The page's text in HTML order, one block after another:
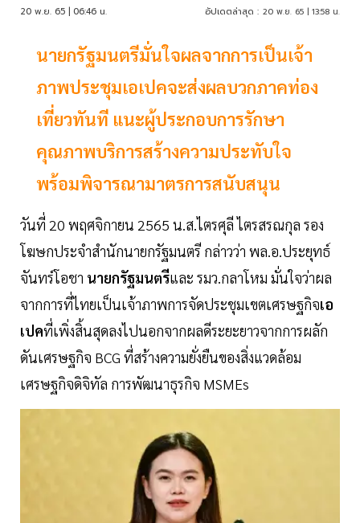
20 พ.ย. 65 | 06:46 น. อัปเดตล่าสุด : 20 พ.ย. 65 | 13:58 น.
นายกรัฐมนตรีมั่นใจผลจากการเป็นเจ้า
ภาพประชุมเอเปคจะส่งผลบวกภาคท่อง
เที่ยวทันที แนะผู้ประกอบการรักษา
คุณภาพบริการสร้างความประทับใจ
พร้อมพิจารณามาตรการสนับสนุน
วันที่ 20 พฤศจิกายน 2565 น.ส.ไตรศุลี ไตรสรณกุล รอง
โฆษกประจำสำนักนายกรัฐมนตรี กล่าวว่า พล.อ.ประยุทธ์
จันทร์โอชา นายกรัฐมนตรีและ รมว.กลาโหม มั่นใจว่าผล
จากการที่ไทยเป็นเจ้าภาพการจัดประชุมเขตเศรษฐกิจเอ
เปคที่เพิ่งสิ้นสุดลงไปนอกจากผลดีระยะยาวจากการผลัก
ดันเศรษฐกิจ BCG ที่สร้างความยั่งยืนของสิ่งแวดล้อม
เศรษฐกิจดิจิทัล การพัฒนาธุรกิจ MSMEs